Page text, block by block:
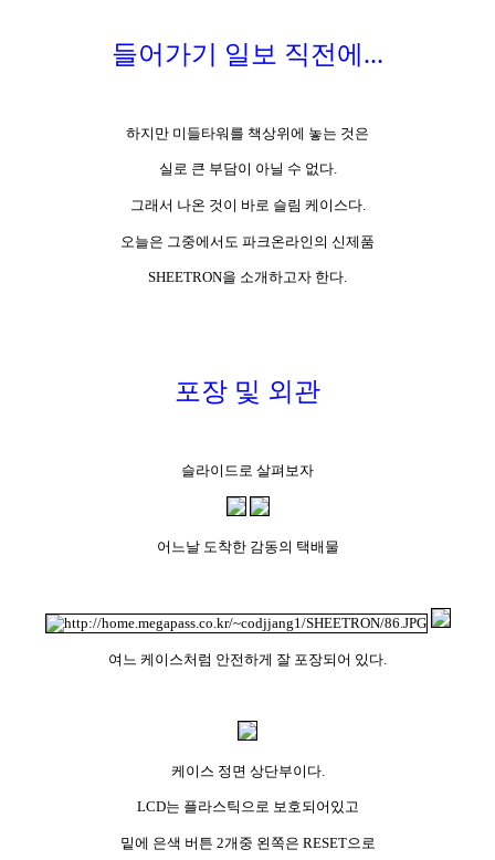
들어가기 일보 직전에...
하지만 미들타워를 책상위에 놓는 것은
실로 큰 부담이 아닐 수 없다.
그래서 나온 것이 바로 슬림 케이스다.
오늘은 그중에서도 파크온라인의 신제품
SHEETRON을 소개하고자 한다.
포장 및 외관
슬라이드로 살펴보자
어느날 도착한 감동의 택배물
여느 케이스처럼 안전하게 잘 포장되어 있다.
케이스 정면 상단부이다.
LCD는 플라스틱으로 보호되어있고
밑에 은색 버튼 2개중 왼쪽은 RESET으로